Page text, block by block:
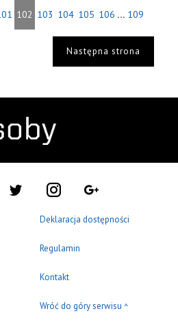
102 103 104 105 106 ... 109
Następna strona
Deklaracja dostępności
Regulamin
Kontakt
Wróć do góry serwisu ^